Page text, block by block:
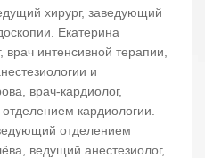
хирург, заведующий
Екатерина
врач интенсивной терапии,
и
врач-кардиолог,
кардиологии.
отделением
ведущий анестезиолог,